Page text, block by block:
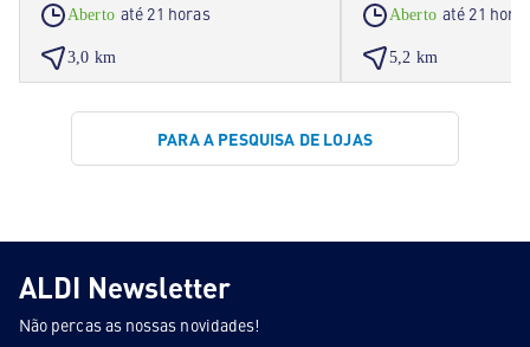
Aberto até 21 horas
3,0 km
Aberto até 21
5,2 km
PARA A PESQUISA DE LOJAS
ALDI Newsletter
Não percas as nossas novidades!